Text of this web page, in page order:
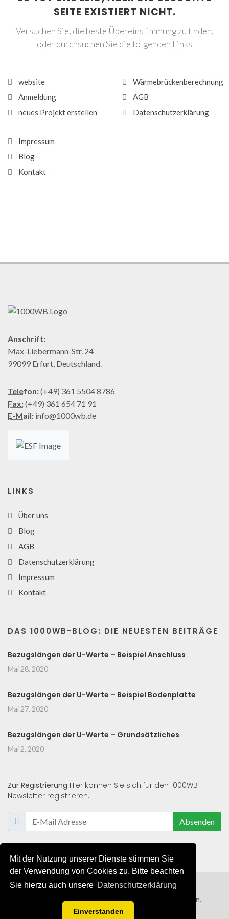
Mit der Nutzung unserer Dienste stimmen Sie
der Verwendung von Cookies zu. Bitte beachten
Sie hierzu auch unsere Datenschutzerklärung
Einverstanden
SEITE EXISTIERT NICHT.
Versuchen Sie, die beste Übereinstimmung zu finden,
oder durchsuchen Sie die folgenden Links
website
Anmeldung
neues Projekt erstellen
Wärmebrückenberechnung
AGB
Datenschutzerklärung
Impressum
Blog
Kontakt
Anschrift:
Max-Liebermann-Str. 24
99099 Erfurt, Deutschland.
Telefon:(+49) 361 5504 8786
Fax:(+49) 361 654 71 91
E-Mail: info@1000wb.de
LINKS
Über uns
Blog
AGB
Datenschutzerklärung
Impressum
Kontakt
DAS 1000WB-BLOG: DIE NEUESTEN BEITRÄGE
Bezugslängen der U-Werte – Beispiel Anschluss
Mai 28, 2020
Bezugslängen der U-Werte – Beispiel Bodenplatte
Mai 27, 2020
Bezugslängen der U-Werte – Grundsätzliches
Mai 2, 2020
Zur Registrierung Hier können Sie sich für den 1000WB-
Newsletter registrieren.:
Absenden
© 2019 - 2021 - Alle Rechte von 1000WB vorbehalten.
AGB/Datenschutzerklärung